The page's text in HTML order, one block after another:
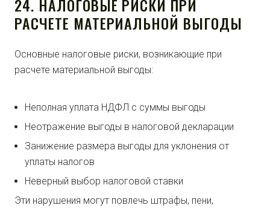
24. НАЛОГОВЫЕ РИСКИ ПРИ
РАСЧЕТЕ МАТЕРИАЛЬНОЙ ВЫГОДЫ
Основные налоговые риски, возникающие при
расчете материальной выгоды:
Неполная уплата НДФЛ с суммы выгоды
Неотражение выгоды в налоговой декларации
Занижение размера выгоды для уклонения от
уплаты налогов
Неверный выбор налоговой ставки
Эти нарушения могут повлечь штрафы, пени,